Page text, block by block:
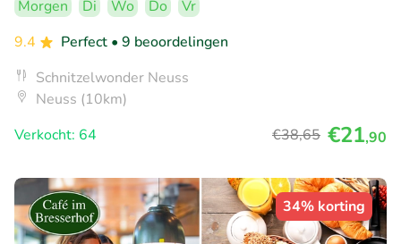
Morgen Di Wo Do
Vr
9.4
Perfect • 9 beoordelingen
Schnitzelwonder Neuss
Neuss (10km)
Verkocht: 64
€38,65 €21,90
34% korting